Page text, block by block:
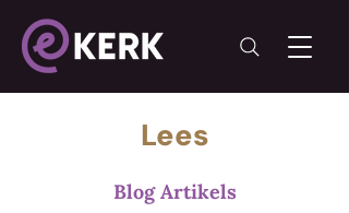
Lees
Blog Artikels